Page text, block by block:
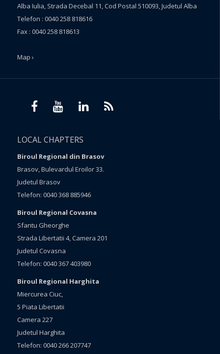
Alba Iulia, Strada Decebal 11, Cod Postal 510093, Judetul Alba
Telefon : 0040 258 818616
Fax : 0040 258 818613
Map ›
LOCAL CHAPTERS
Biroul Regional din Brasov
Brasov, Bulevardul Eroilor 33.
Judetul Brasov
Telefon: 0040 368 885946
Biroul Regional Covasna
Sfantu Gheorghe
Strada Libertatii 4, Camera 201
Judetul Covasna
Telefon: 0040 367 403980
Biroul Regional Harghita
Miercurea Ciuc,
5 Piata Libertatii
Camera 227
Judetul Harghita
Telefon: 0040 266 207747